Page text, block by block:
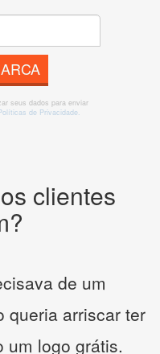
seus dados para enviar
de Privacidade.
clientes
de um
queria arriscar ter
um logo grátis.